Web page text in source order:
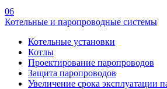
06
Котельные и паропроводные системы
Котельные установки
Котлы
Проектирование паропроводов
Защита паропроводов
Увеличение срока эксплуатации